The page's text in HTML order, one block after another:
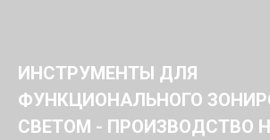
ИНСТРУМЕНТЫ ДЛЯ
ФУНКЦИОНАЛЬНОГО
СВЕТОМ - ПРОИЗВОДСТВО